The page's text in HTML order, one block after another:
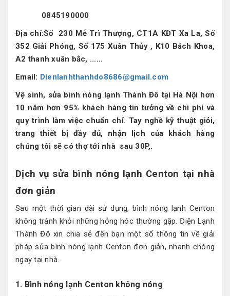
0845190000
Địa chỉ:Số 230 Mễ Trì Thượng, CT1A KĐT Xa La, Số
352 Giải Phóng, Số 175 Xuân Thủy , K10 Bách Khoa,
A2 thanh xuân bắc, ......
Email: Dienlanhthanhdo8686@gmail.com
Vệ sinh, sửa bình nóng lạnh Thành Đô tại Hà Nội hơn
10 năm hơn 95% khách hàng tin tưởng về chi phí và
quy trình làm việc chuẩn chỉ. Tay nghề kỹ thuật giỏi,
trang thiết bị đầy đủ, nhận lịch của khách hàng
chúng tôi sẽ có thợ tới nhà sau 30P,.
Dịch vụ sửa bình nóng lạnh Centon tại nhà
đơn giản
Sau một thời gian dài sử dụng, bình nóng lạnh Centon
không tránh khỏi những hỏng hóc thường gặp. Điện Lạnh
Thành Đô xin chia sẻ đến bạn một số thông tin về giải
pháp sửa bình nóng lạnh Centon đơn giản, nhanh chóng
ngay tại nhà.
1. Bình nóng lạnh Centon không nóng